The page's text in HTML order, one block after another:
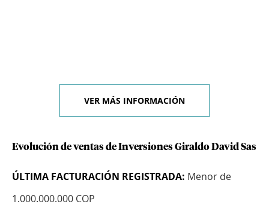
VER MÁS INFORMACIÓN
Evolución de ventas de Inversiones Giraldo David Sas
ÚLTIMA FACTURACIÓN REGISTRADA: Menor de
1.000.000.000 COP